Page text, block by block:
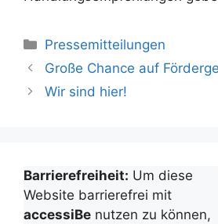
Kategorien
Pressemitteilungen
Große Chance auf
Wir sind hier!
Barrierefreiheit: Um diese
Website barrierefrei mit
accessiBe nutzen zu können,